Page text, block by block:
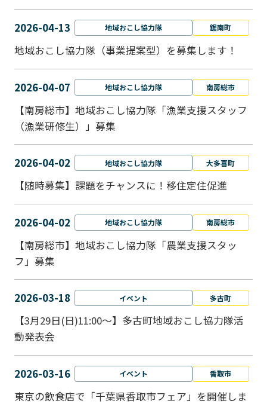
2026-04-13 地域おこし協力隊 鋸南町
地域おこし協力隊（事業提案型）を募集します！
2026-04-07 地域おこし協力隊 南房総市
【南房総市】地域おこし協力隊「漁業支援スタッフ
（漁業研修生）」募集
2026-04-02 地域おこし協力隊 大多喜町
【随時募集】課題をチャンスに！移住定住促進
2026-04-02 地域おこし協力隊 南房総市
【南房総市】地域おこし協力隊「農業支援スタッ
フ」募集
2026-03-18 イベント 多古町
【3月29日(日)11:00～】多古町地域おこし協力隊活
動発表会
2026-03-16 イベント 香取市
東京の飲食店で「千葉県香取市フェア」を開催しま